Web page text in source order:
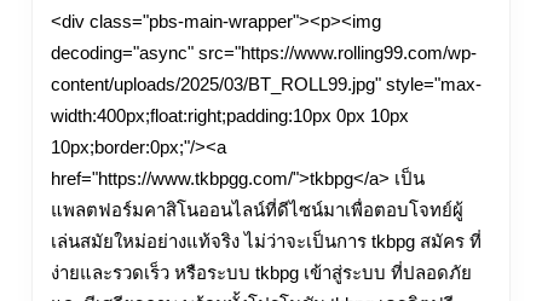
tkbpg
เว็บ
แท้
มั่นคง
ไม่
ต้อง
รอ
<div class="pbs-main-wrapper"><p><img
decoding="async" src="https://www.rolling99.com/wp-
content/uploads/2025/03/BT_ROLL99.jpg" style="max-
width:400px;float:right;padding:10px 0px 10px
10px;border:0px;"/><a
href="https://www.tkbpgg.com/">tkbpg</a> เป็น
แพลตฟอร์มคาสิโนออนไลน์ที่ดีไซน์มาเพื่อตอบโจทย์ผู้
เล่นสมัยใหม่อย่างแท้จริง ไม่ว่าจะเป็นการ tkbpg สมัคร ที่
ง่ายและรวดเร็ว หรือระบบ tkbpg เข้าสู่ระบบ ที่ปลอดภัย